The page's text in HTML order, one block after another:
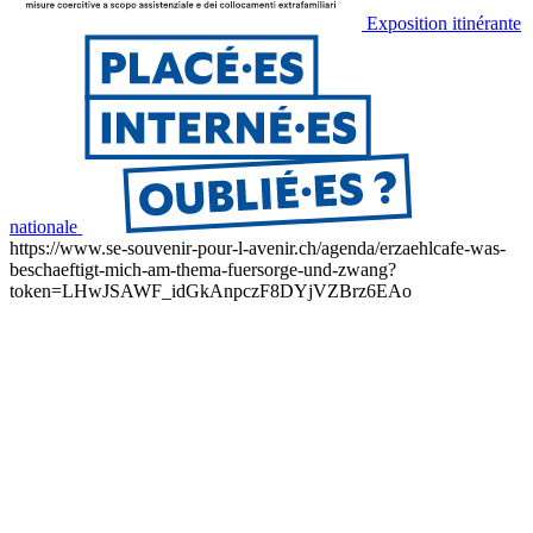
Exposition itinérante
nationale
https://www.se-souvenir-pour-l-avenir.ch/agenda/erzaehlcafe-was-
beschaeftigt-mich-am-thema-fuersorge-und-zwang?
token=LHwJSAWF_idGkAnpczF8DYjVZBrz6EAo